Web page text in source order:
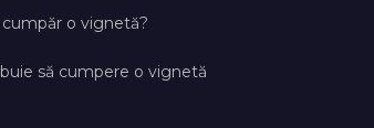
cumpăr o vignetă?
să cumpere o vignetă